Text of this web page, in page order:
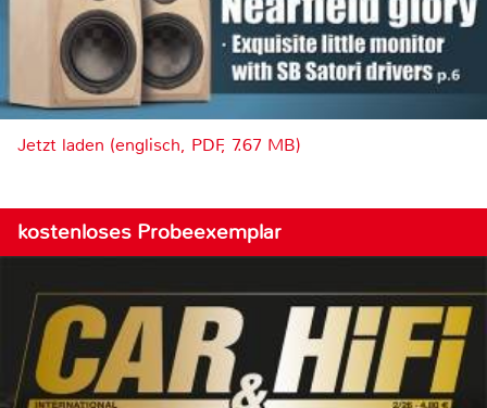
Jetzt laden (englisch, PDF, 7.67 MB)
kostenloses Probeexemplar